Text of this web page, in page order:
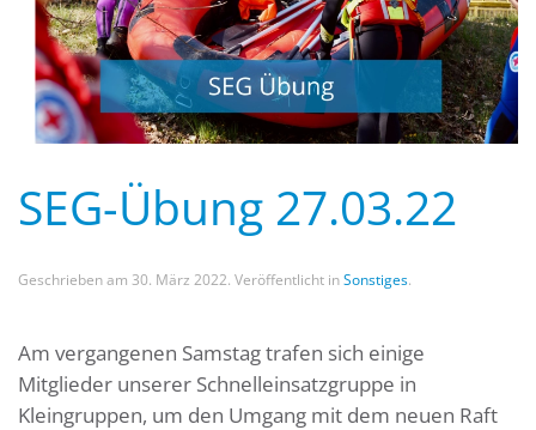
SEG-Übung 27.03.22
Geschrieben am 30. März 2022. Veröffentlicht inSonstiges.
Am vergangenen Samstag trafen sich einige
Mitglieder unserer Schnelleinsatzgruppe in
Kleingruppen, um den Umgang mit dem neuen Raft